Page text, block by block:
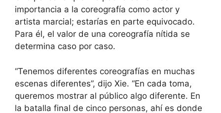
importancia a la coreografía como actor y
artista marcial; estarías en parte equivocado.
Para él, el valor de una coreografía nítida se
determina caso por caso.
“Tenemos diferentes coreografías en muchas
escenas diferentes”, dijo Xie. “En cada toma,
queremos mostrar al público algo diferente. En
la batalla final de cinco personas, ahí es donde